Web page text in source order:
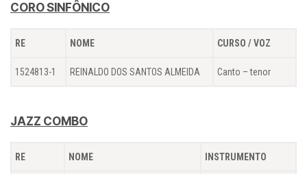
CORO SINFÔNICO
RE NOME CURSO / VOZ
1524813-1 REINALDO DOS SANTOS ALMEIDA Canto – tenor
JAZZ COMBO
RE NOME INSTRUMENTO